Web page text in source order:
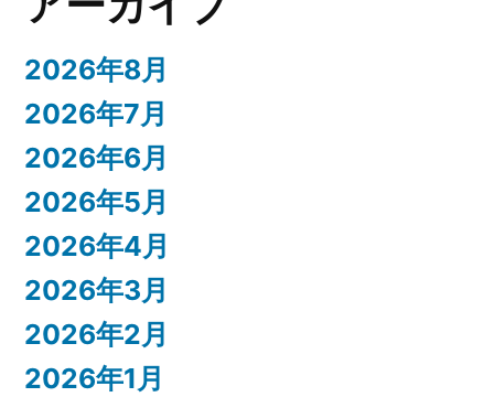
2026年8月
2026年7月
2026年6月
2026年5月
2026年4月
2026年3月
2026年2月
2026年1月